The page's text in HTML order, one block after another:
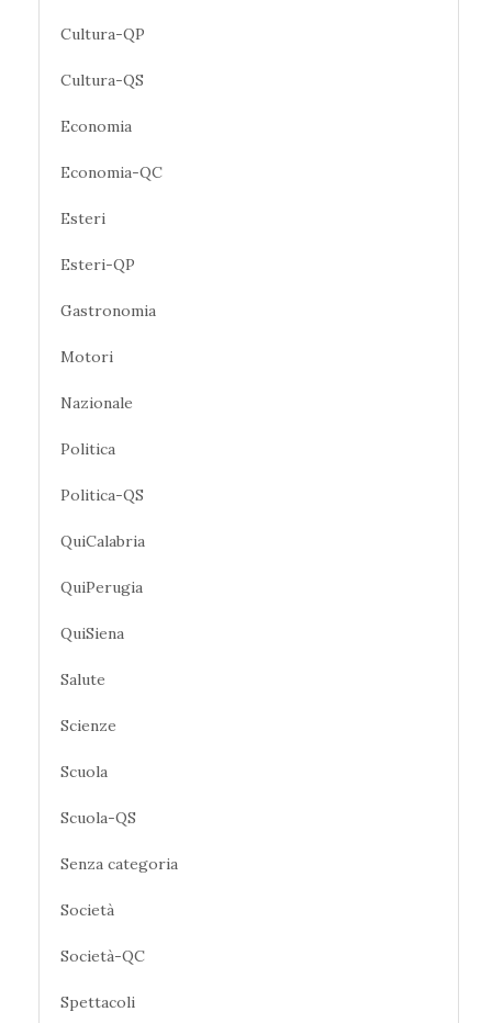
Cultura-QP
Cultura-QS
Economia
Economia-QC
Esteri
Esteri-QP
Gastronomia
Motori
Nazionale
Politica
Politica-QS
QuiCalabria
QuiPerugia
QuiSiena
Salute
Scienze
Scuola
Scuola-QS
Senza categoria
Società
Società-QC
Spettacoli